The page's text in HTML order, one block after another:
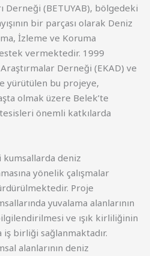
Derneği (BETUYAB), bölgedeki
bir parçası olarak Deniz
İzleme ve Koruma
vermektedir. 1999
Derneği (EKAD) ve
yürütülen bu projeye,
olmak üzere Belek’te
önemli katkılarda
deniz
yönelik çalışmalar
Proje
yuvalama alanlarının
ve ışık kirliliğinin
iş birliği sağlanmaktadır.
alanlarının deniz